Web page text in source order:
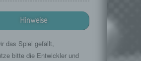
Hinweise
das Spiel gefällt,
bitte die Entwickler und